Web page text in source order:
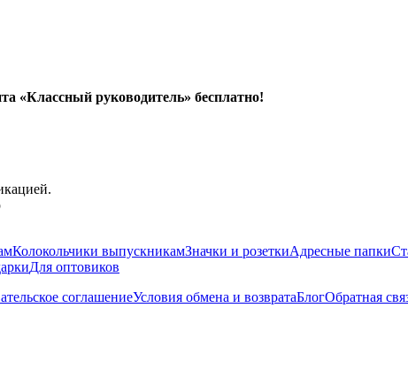
«Классный руководитель» бесплатно!
Колокольчики выпускникамЗначки и розеткиАдресные папки
Для оптовиков
соглашениеУсловия обмена и возвратаБлогОбратная